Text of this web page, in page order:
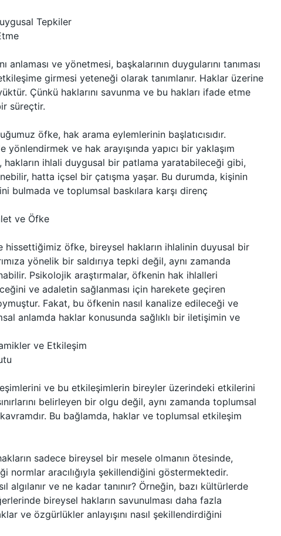
Tepkiler
ve yönetmesi, başkalarının duygularını tanıması
girmesi yeteneği olarak tanımlanır. Haklar üzerine
Çünkü haklarını savunma ve bu hakları ifade etme
süreçtir.
öfke, hak arama eylemlerinin başlatıcısıdır.
ve hak arayışında yapıcı bir yaklaşım
ihlali duygusal bir patlama yaratabileceği gibi,
hatta içsel bir çatışma yaşar. Bu durumda, kişinin
bulmada ve toplumsal baskılara karşı direnç
ve Öfke
hissettiğimiz öfke, bireysel hakların ihlalinin duyusal bir
yönelik bir saldırıya tepki değil, aynı zamanda
Psikolojik araştırmalar, öfkenin hak ihlalleri
ve adaletin sağlanması için harekete geçiren
Fakat, bu öfkenin nasıl kanalize edileceği ve
anlamda haklar konusunda sağlıklı bir iletişimin ve
ve Etkileşim
ve bu etkileşimlerin bireyler üzerindeki etkilerini
belirleyen bir olgu değil, aynı zamanda toplumsal
Bu bağlamda, haklar ve toplumsal etkileşim
sadece bireysel bir mesele olmanın ötesinde,
normlar aracılığıyla şekillendiğini göstermektedir.
ve ne kadar tanınır? Örneğin, bazı kültürlerde
bireysel hakların savunulması daha fazla
ve özgürlükler anlayışını nasıl şekillendirdiğini